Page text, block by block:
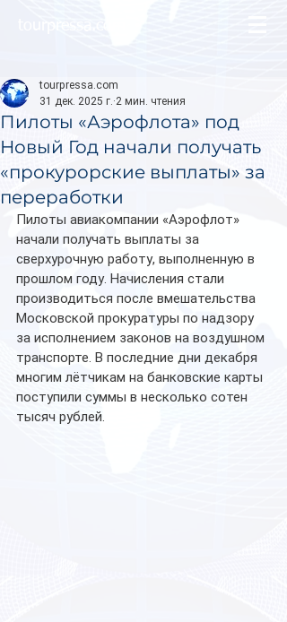
Пилоты «Аэрофлота» под
Новый Год начали получать
«прокурорские выплаты» за
переработки
tourpressa.com
31 дек. 2025 г. 2 мин. чтения
Пилоты авиакомпании «Аэрофлот»
начали получать выплаты за
сверхурочную работу, выполненную в
прошлом году. Начисления стали
производиться после вмешательства
Московской прокуратуры по надзору
за исполнением законов на воздушном
транспорте. В последние дни декабря
многим лётчикам на банковские карты
поступили суммы в несколько сотен
тысяч рублей.